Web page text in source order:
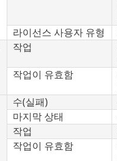
라이선스 사용자 유형
작업
작업이 유효함
수(실패)
마지막 상태
작업
작업이 유효함